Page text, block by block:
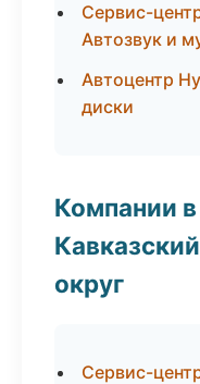
Сервис-
Автозвук и
Автоцентр
диски
Компании
округ
Сервис-